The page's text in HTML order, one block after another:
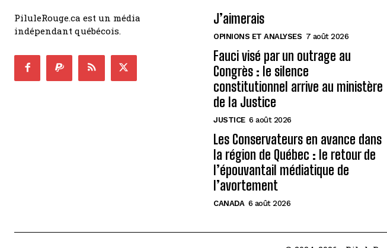
PiluleRouge.ca est un média
indépendant québécois.
J’aimerais
OPINIONS ET ANALYSES 7 août 2026
Fauci visé par un outrage au
Congrès : le silence
constitutionnel arrive au ministère
de la Justice
JUSTICE 6 août 2026
Les Conservateurs en avance dans
la région de Québec : le retour de
l’épouvantail médiatique de
l’avortement
CANADA 6 août 2026